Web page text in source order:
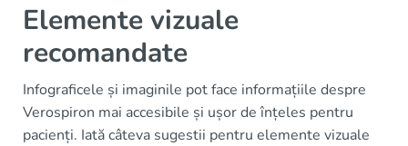
Elemente vizuale
recomandate
Infograficele și imaginile pot face informațiile despre
Verospiron mai accesibile și ușor de înțeles pentru
pacienți. Iată câteva sugestii pentru elemente vizuale